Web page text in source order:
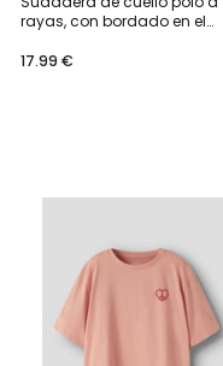
rayas, con bordado en el
17.99 €